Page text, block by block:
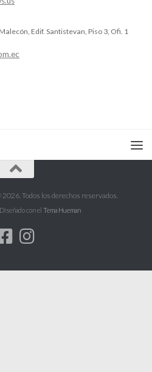
Edif. Santistevan, Piso 3, Ofi. 1
Todos los derechos reservados.
con el Tema Hueman